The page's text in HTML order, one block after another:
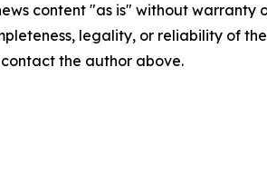
content "as is" without
legality, or reliability of
the author above.